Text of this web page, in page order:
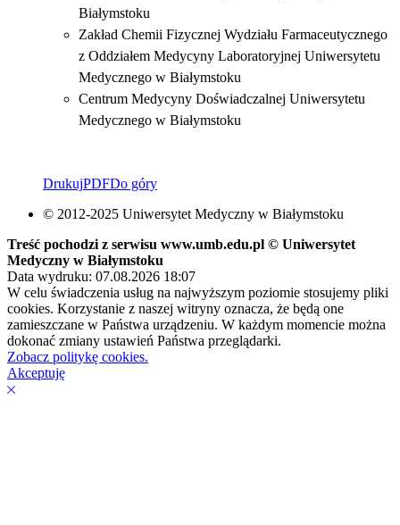
Białymstoku
Zakład Chemii Fizycznej Wydziału Farmaceutycznego
z Oddziałem Medycyny Laboratoryjnej Uniwersytetu
Medycznego w Białymstoku
Centrum Medycyny Doświadczalnej Uniwersytetu
Medycznego w Białymstoku
DrukujPDFDo góry
© 2012-2025 Uniwersytet Medyczny w Białymstoku
Treść pochodzi z serwisu www.umb.edu.pl © Uniwersytet
Medyczny w Białymstoku
Data wydruku: 07.08.2026 18:07
W celu świadczenia usług na najwyższym poziomie stosujemy pliki
cookies. Korzystanie z naszej witryny oznacza, że będą one
zamieszczane w Państwa urządzeniu. W każdym momencie można
dokonać zmiany ustawień Państwa przeglądarki.
Zobacz politykę cookies.
Akceptuję